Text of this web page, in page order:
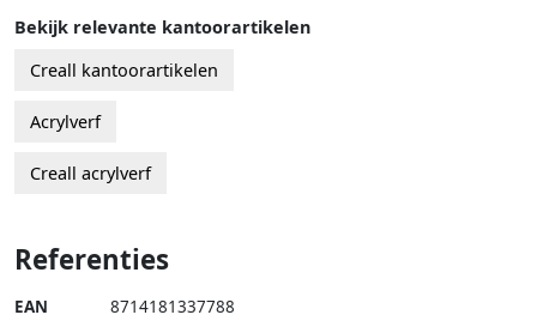
Bekijk relevante kantoorartikelen
Creall kantoorartikelen
Acrylverf
Creall acrylverf
Referenties
EAN 8714181337788